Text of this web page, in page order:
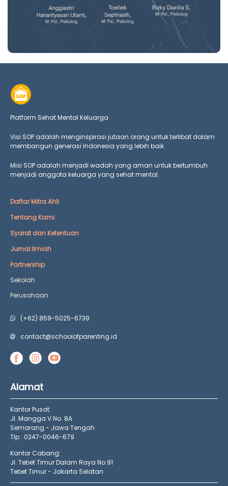
Platform Sehat Mental Keluarga
Visi SOP adalah menginspirasi jutaan orang untuk terlibat dalam
membangun generasi Indonesia yang lebih baik.
Misi SOP adalah menjadi wadah yang aman untuk bertumbuh
menjadi anggota keluarga yang sehat mental.
Daftar Mitra Ahli
Tentang Kami
Syarat dan Ketentuan
Jurnal Ilmiah
Partnership
Sekolah
Perusahaan
(+62) 859-5025-6739
contact@schoolofparenting.id
Alamat
Kantor Pusat:
Jl. Mangga V No. 8A
Semarang - Jawa Tengah
Tlp : 0247-0046-679
Kantor Cabang:
Jl. Tebet Timur Dalam Raya No.91
Tebet Timur - Jakarta Selatan